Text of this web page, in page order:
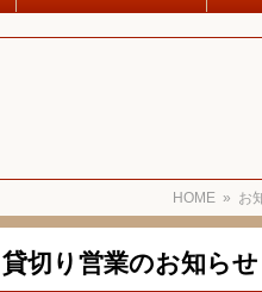
HOME » お
切り営業のお知らせ